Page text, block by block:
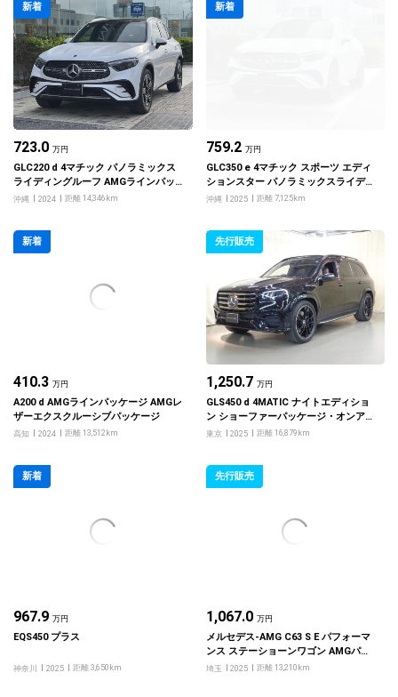
新着
723.0 万円
GLC220 d 4マチック パノラミックス
ライディングルーフ AMGラインパッ
ケージ AMGレザーエクスクルーシブ
沖縄 2024 距離 14,346km
新着
759.2 万円
GLC350 e 4マチック スポーツ エディ
ションスター パノラミックスライディ
ングルーフ AMGレザーエクスクルー
沖縄 2025 距離 7,125km
新着
410.3 万円
A200 d AMGラインパッケージ AMGレ
ザーエクスクルーシブパッケージ
高知 2024 距離 13,512km
先行販売
1,250.7 万円
GLS450 d 4MATIC ナイトエディショ
ン ショーファーパッケージ・オンアン
ドオフロードエンジニアリングパッケ
東京 2025 距離 16,879km
新着
967.9 万円
EQS450 プラス
神奈川 2025 距離 3,650km
先行販売
1,067.0 万円
メルセデス‐AMG C63 S E パフォーマ
ンス ステーショーンワゴン AMGパフ
ォーマンスパッケージ
埼玉 2025 距離 13,210km